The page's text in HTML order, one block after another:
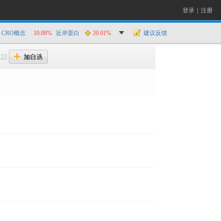
登录 注册
CRO概念 10.08% 近岸蛋白 20.01% 建议反馈